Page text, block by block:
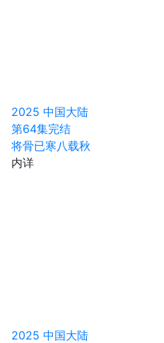
2025 中国大陆
第64集完结
将骨已寒八载秋
内详
2025 中国大陆